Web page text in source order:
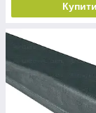
Купити